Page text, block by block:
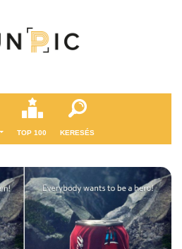
TOP 100 KERESÉS